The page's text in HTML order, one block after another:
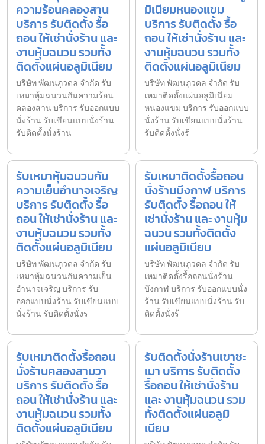
ความร้อนคลองสาน
บริการ รับติดตั้ง รื้อ
ถอน ให้เช่านั่งร้าน และ
งานหุ้มฉนวน รวมทั้ง
ติดตั้งแผ่นอลูมิเนียม
บริษัท พัฒนภูวดล จำกัด รับ
เหมาหุ้มฉนวนกันความร้อน
คลองสาน บริการ รับออกแบบ
นั่งร้าน รับเขียนแบบนั่งร้าน
รับติดตั้งนั่งร้าน
มิเนียมหนองแขม
บริการ รับติดตั้ง รื้อ
ถอน ให้เช่านั่งร้าน และ
งานหุ้มฉนวน รวมทั้ง
ติดตั้งแผ่นอลูมิเนียม
บริษัท พัฒนภูวดล จำกัด รับ
เหมาติดตั้งแผ่นอลูมิเนียม
หนองแขม บริการ รับออกแบบ
นั่งร้าน รับเขียนแบบนั่งร้าน
รับติดตั้งนั่งร้
รับเหมาหุ้มฉนวนกัน
ความเย็นอำนาจเจริญ
บริการ รับติดตั้ง รื้อ
ถอน ให้เช่านั่งร้าน และ
งานหุ้มฉนวน รวมทั้ง
ติดตั้งแผ่นอลูมิเนียม
บริษัท พัฒนภูวดล จำกัด รับ
เหมาหุ้มฉนวนกันความเย็น
อำนาจเจริญ บริการ รับ
ออกแบบนั่งร้าน รับเขียนแบบ
นั่งร้าน รับติดตั้งนั่งร
รับเหมาติดตั้งรื้อถอน
นั่งร้านบึงกาฬ บริการ
รับติดตั้ง รื้อถอน ให้
เช่านั่งร้าน และ งานหุ้ม
ฉนวน รวมทั้งติดตั้ง
แผ่นอลูมิเนียม
บริษัท พัฒนภูวดล จำกัด รับ
เหมาติดตั้งรื้อถอนนั่งร้าน
บึงกาฬ บริการ รับออกแบบนั่ง
ร้าน รับเขียนแบบนั่งร้าน รับ
ติดตั้งนั่งร้
รับเหมาติดตั้งรื้อถอน
นั่งร้านคลองสามวา
บริการ รับติดตั้ง รื้อ
ถอน ให้เช่านั่งร้าน และ
งานหุ้มฉนวน รวมทั้ง
ติดตั้งแผ่นอลูมิเนียม
รับติดตั้งนั่งร้านเขาชะ
เมา บริการ รับติดตั้ง
รื้อถอน ให้เช่านั่งร้าน
และ งานหุ้มฉนวน รวม
ทั้งติดตั้งแผ่นอลูมิ
เนียม